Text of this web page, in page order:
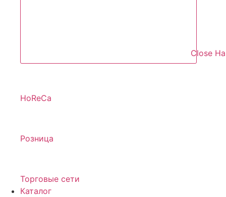
Close
HoReCa
Розница
Торговые сети
Каталог